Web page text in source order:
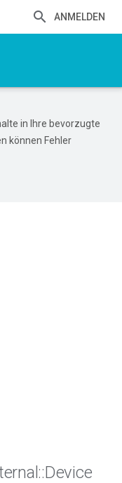
ANMELDEN
in Ihre bevorzugte
können Fehler
::Device